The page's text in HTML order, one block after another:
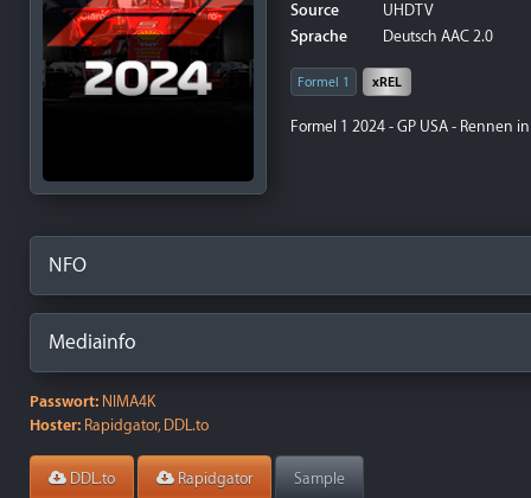
Source
UHDTV
Sprache
Deutsch AAC 2.0
Formel 1 xREL
Formel 1 2024 - GP USA - Rennen
NFO
Mediainfo
Passwort: NIMA4K
Hoster: Rapidgator, DDL.to
DDL.to Rapidgator Sample